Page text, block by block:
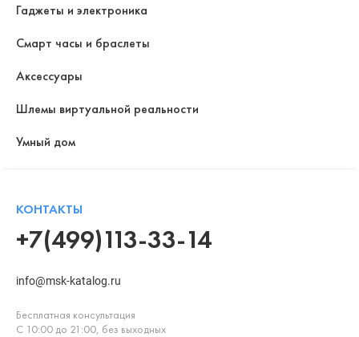
Гаджеты и электроника
Смарт часы и браслеты
Аксессуары
Шлемы виртуальной реальности
Умный дом
КОНТАКТЫ
+7(499)113-33-14
info@msk-katalog.ru
Бесплатная консультация
С 10:00 до 21:00, без выходных